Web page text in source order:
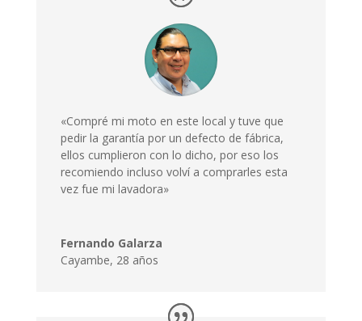
«Compré mi moto en este local y tuve que
pedir la garantía por un defecto de fábrica,
ellos cumplieron con lo dicho, por eso los
recomiendo incluso volví a comprarles esta
vez fue mi lavadora»
Fernando Galarza
Cayambe, 28 años